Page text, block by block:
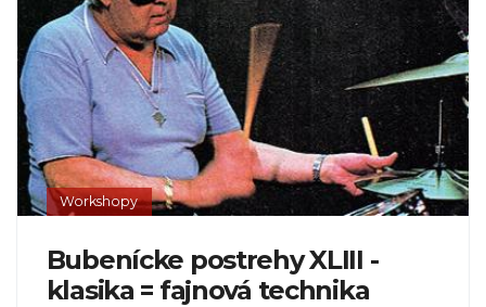
Workshopy
Bubenícke postrehy XLIII -
klasika = fajnová technika